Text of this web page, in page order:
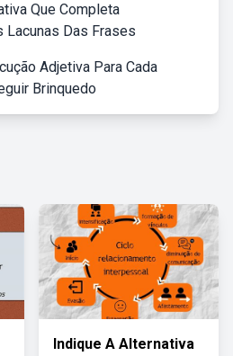
Que Completa
Lacunas Das Frases
Adjetiva Para Cada
Brinquedo
Indique A Alternativa